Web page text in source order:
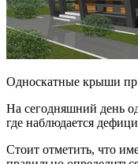
Односкатные крыши
На сегодняшний день
где наблюдается
Стоит отметить, что